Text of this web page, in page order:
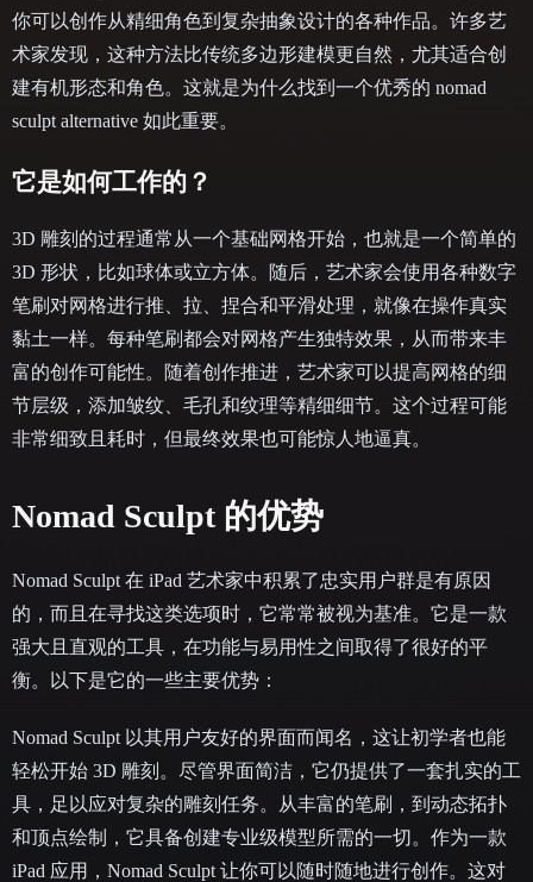
你可以创作从精细角色到复杂抽象设计的各种作品。许多艺
术家发现，这种方法比传统多边形建模更自然，尤其适合创
建有机形态和角色。这就是为什么找到一个优秀的 nomad
sculpt alternative 如此重要。
它是如何工作的？
3D 雕刻的过程通常从一个基础网格开始，也就是一个简单的
3D 形状，比如球体或立方体。随后，艺术家会使用各种数字
笔刷对网格进行推、拉、捏合和平滑处理，就像在操作真实
黏土一样。每种笔刷都会对网格产生独特效果，从而带来丰
富的创作可能性。随着创作推进，艺术家可以提高网格的细
节层级，添加皱纹、毛孔和纹理等精细细节。这个过程可能
非常细致且耗时，但最终效果也可能惊人地逼真。
Nomad Sculpt 的优势
Nomad Sculpt 在 iPad 艺术家中积累了忠实用户群是有原因
的，而且在寻找这类选项时，它常常被视为基准。它是一款
强大且直观的工具，在功能与易用性之间取得了很好的平
衡。以下是它的一些主要优势：
Nomad Sculpt 以其用户友好的界面而闻名，这让初学者也能
轻松开始 3D 雕刻。尽管界面简洁，它仍提供了一套扎实的工
具，足以应对复杂的雕刻任务。从丰富的笔刷，到动态拓扑
和顶点绘制，它具备创建专业级模型所需的一切。作为一款
iPad 应用，Nomad Sculpt 让你可以随时随地进行创作。这对